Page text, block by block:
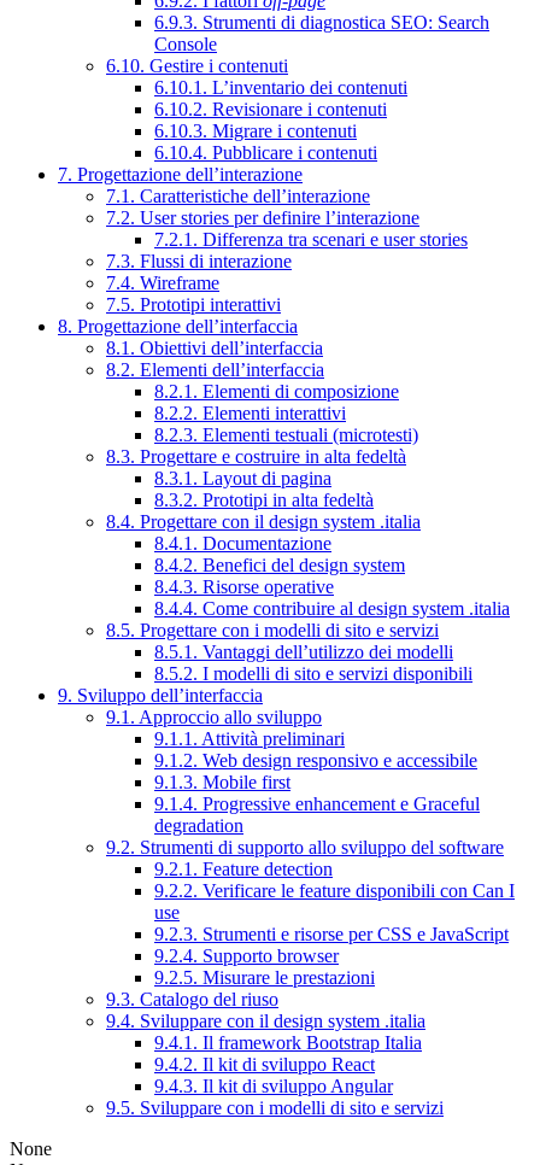
6.9.3. Strumenti di diagnostica SEO: Search
Console
6.10. Gestire i contenuti
6.10.1. L’inventario dei contenuti
6.10.2. Revisionare i contenuti
6.10.3. Migrare i contenuti
6.10.4. Pubblicare i contenuti
7. Progettazione dell’interazione
7.1. Caratteristiche dell’interazione
7.2. User stories per definire l’interazione
7.2.1. Differenza tra scenari e user stories
7.3. Flussi di interazione
7.4. Wireframe
7.5. Prototipi interattivi
8. Progettazione dell’interfaccia
8.1. Obiettivi dell’interfaccia
8.2. Elementi dell’interfaccia
8.2.1. Elementi di composizione
8.2.2. Elementi interattivi
8.2.3. Elementi testuali (microtesti)
8.3. Progettare e costruire in alta fedeltà
8.3.1. Layout di pagina
8.3.2. Prototipi in alta fedeltà
8.4. Progettare con il design system .italia
8.4.1. Documentazione
8.4.2. Benefici del design system
8.4.3. Risorse operative
8.4.4. Come contribuire al design system .italia
8.5. Progettare con i modelli di sito e servizi
8.5.1. Vantaggi dell’utilizzo dei modelli
8.5.2. I modelli di sito e servizi disponibili
9. Sviluppo dell’interfaccia
9.1. Approccio allo sviluppo
9.1.1. Attività preliminari
9.1.2. Web design responsivo e accessibile
9.1.3. Mobile first
9.1.4. Progressive enhancement e Graceful
degradation
9.2. Strumenti di supporto allo sviluppo del software
9.2.1. Feature detection
9.2.2. Verificare le feature disponibili con Can I
use
9.2.3. Strumenti e risorse per CSS e JavaScript
9.2.4. Supporto browser
9.2.5. Misurare le prestazioni
9.3. Catalogo del riuso
9.4. Sviluppare con il design system .italia
9.4.1. Il framework Bootstrap Italia
9.4.2. Il kit di sviluppo React
9.4.3. Il kit di sviluppo Angular
9.5. Sviluppare con i modelli di sito e servizi
None